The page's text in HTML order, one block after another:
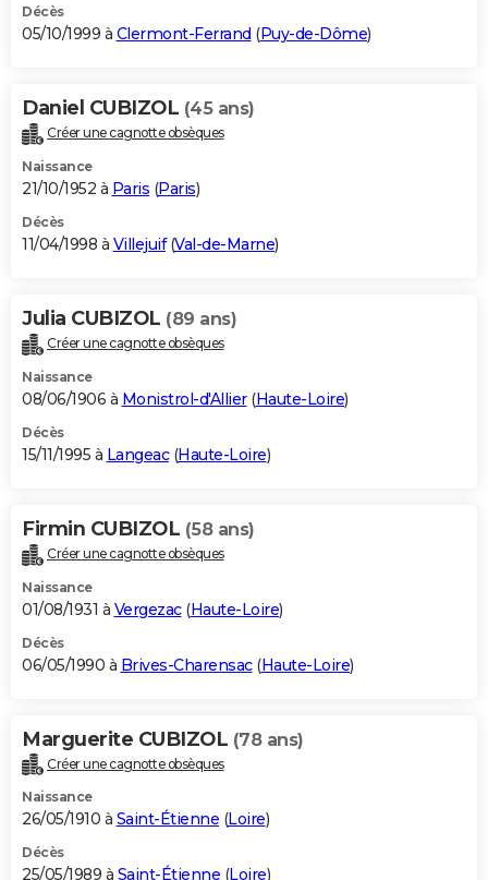
Décès
05/10/1999 à Clermont-Ferrand (Puy-de-Dôme)
Daniel CUBIZOL (45 ans)
Créer une cagnotte obsèques
Naissance
21/10/1952 à Paris (Paris)
Décès
11/04/1998 à Villejuif(Val-de-Marne)
Julia CUBIZOL (89 ans)
Créer une cagnotte obsèques
Naissance
08/06/1906 à Monistrol-d'Allier(Haute-Loire)
Décès
15/11/1995 à Langeac(Haute-Loire)
Firmin CUBIZOL (58 ans)
Créer une cagnotte obsèques
Naissance
01/08/1931 à Vergezac(Haute-Loire)
Décès
06/05/1990 à Brives-Charensac(Haute-Loire)
Marguerite CUBIZOL (78 ans)
Créer une cagnotte obsèques
Naissance
26/05/1910 à Saint-Étienne (Loire)
Décès
25/05/1989 à Saint-Étienne (Loire)